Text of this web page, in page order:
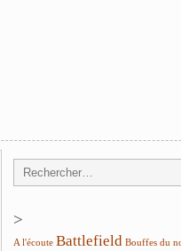
>
A l'écoute Battlefield Bouffes du